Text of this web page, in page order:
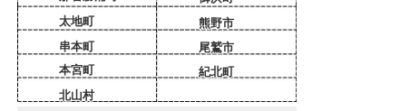
太地町
串本町
本宮町
北山村
熊野市
尾鷲市
紀北町